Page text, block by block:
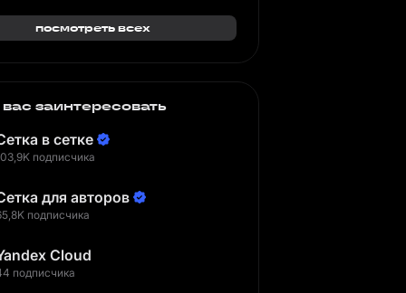
посмотреть всех
заинтересовать
в сетке
подписчика
для авторов
подписчика
Cloud
подписчика